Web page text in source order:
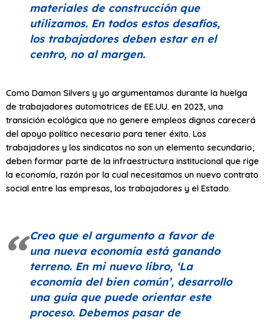
materiales de construcción que
utilizamos. En todos estos desafíos,
los trabajadores deben estar en el
centro, no al margen.
Como Damon Silvers y yo argumentamos durante la huelga
de trabajadores automotrices de EE.UU. en 2023, una
transición ecológica que no genere empleos dignos carecerá
del apoyo político necesario para tener éxito. Los
trabajadores y los sindicatos no son un elemento secundario;
deben formar parte de la infraestructura institucional que rige
la economía, razón por la cual necesitamos un nuevo contrato
social entre las empresas, los trabajadores y el Estado.
Creo que el argumento a favor de
una nueva economía está ganando
terreno. En mi nuevo libro, ‘La
economía del bien común’, desarrollo
una guía que puede orientar este
proceso. Debemos pasar de